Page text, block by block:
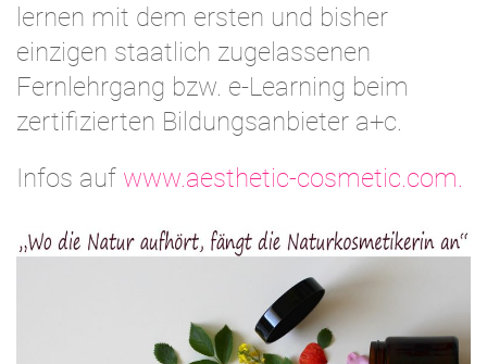
lernen mit dem ersten und bisher
einzigen staatlich zugelassenen
Fernlehrgang bzw. e-Learning beim
zertifizierten Bildungsanbieter a+c.
Infos auf www.aesthetic-cosmetic.com.